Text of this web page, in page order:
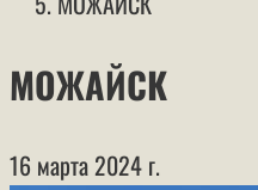
МОЖАЙСК
16 марта 2024 г.